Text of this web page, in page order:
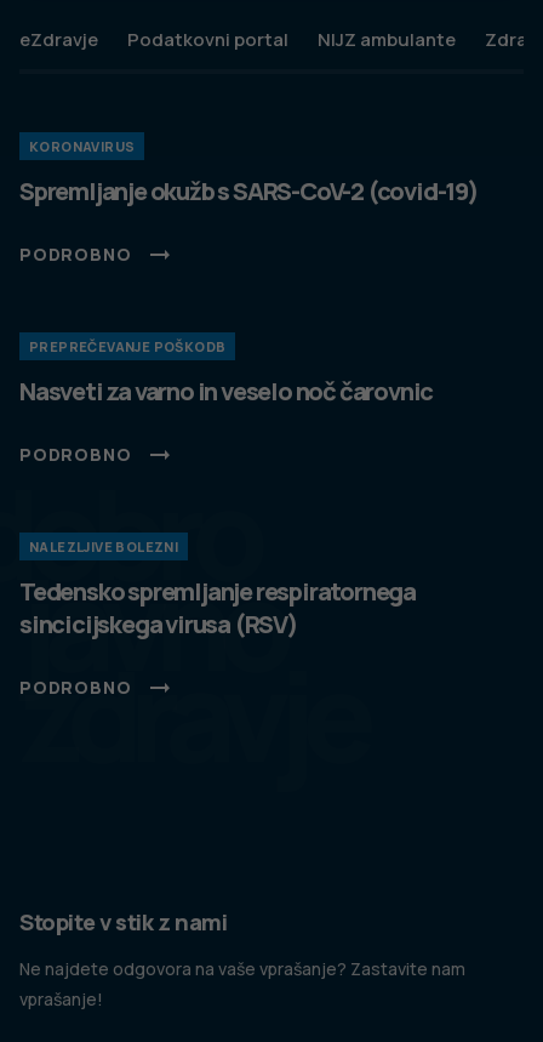
javno
zdravje
eZdravje Podatkovni portal NIJZ ambulante
KORONAVIRUS
Spremljanje okužb s SARS-CoV-2 (covid-19)
PODROBNO
PREPREČEVANJE POŠKODB
Nasveti za varno in veselo noč čarovnic
PODROBNO
NALEZLJIVE BOLEZNI
Tedensko spremljanje respiratornega
sincicijskega virusa (RSV)
PODROBNO
Stopite v stik z nami
Ne najdete odgovora na vaše vprašanje? Zastavite nam
vprašanje!